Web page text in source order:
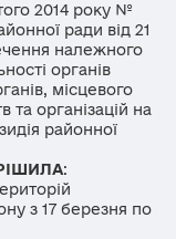
2014 року №
ради від 21
належного
органів
місцевого
та організацій на
районної
:
з 17 березня по